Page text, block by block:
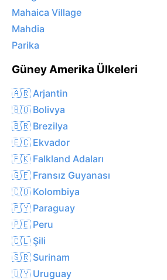
Mahaica Village
Mahdia
Parika
Güney Amerika Ülkeleri
🇦🇷 Arjantin
🇧🇴 Bolivya
🇧🇷 Brezilya
🇪🇨 Ekvador
🇫🇰 Falkland Adaları
🇬🇫 Fransız Guyanası
🇨🇴 Kolombiya
🇵🇾 Paraguay
🇵🇪 Peru
🇨🇱 Şili
🇸🇷 Surinam
🇺🇾 Uruguay